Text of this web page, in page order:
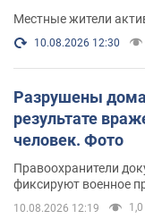
Местные жители
10.08.2026 12:30
Разрушены
результате
человек. Фото
Правоохранители
фиксируют военное
10.08.2026 12:19 1,0